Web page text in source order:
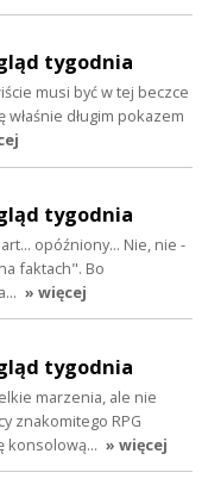
tygodnia
musi być w tej beczce
właśnie długim pokazem
tygodnia
opóźniony... Nie, nie -
faktach". Bo
» więcej
tygodnia
marzenia, ale nie
znakomitego RPG
konsolową… » więcej